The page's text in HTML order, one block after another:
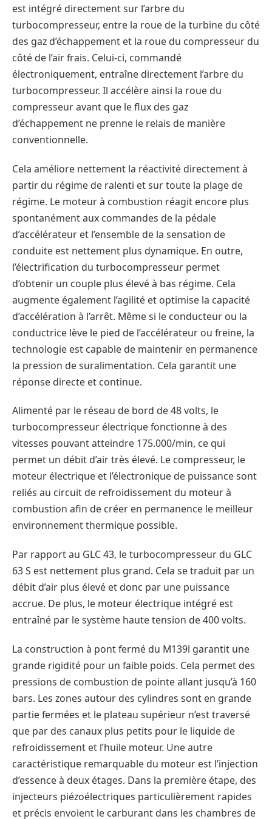
est intégré directement sur l’arbre du
turbocompresseur, entre la roue de la turbine du côté
des gaz d’échappement et la roue du compresseur du
côté de l’air frais. Celui-ci, commandé
électroniquement, entraîne directement l’arbre du
turbocompresseur. Il accélère ainsi la roue du
compresseur avant que le flux des gaz
d’échappement ne prenne le relais de manière
conventionnelle.
Cela améliore nettement la réactivité directement à
partir du régime de ralenti et sur toute la plage de
régime. Le moteur à combustion réagit encore plus
spontanément aux commandes de la pédale
d’accélérateur et l’ensemble de la sensation de
conduite est nettement plus dynamique. En outre,
l’électrification du turbocompresseur permet
d’obtenir un couple plus élevé à bas régime. Cela
augmente également l’agilité et optimise la capacité
d’accélération à l’arrêt. Même si le conducteur ou la
conductrice lève le pied de l’accélérateur ou freine, la
technologie est capable de maintenir en permanence
la pression de suralimentation. Cela garantit une
réponse directe et continue.
Alimenté par le réseau de bord de 48 volts, le
turbocompresseur électrique fonctionne à des
vitesses pouvant atteindre 175.000/min, ce qui
permet un débit d’air très élevé. Le compresseur, le
moteur électrique et l’électronique de puissance sont
reliés au circuit de refroidissement du moteur à
combustion afin de créer en permanence le meilleur
environnement thermique possible.
Par rapport au GLC 43, le turbocompresseur du GLC
63 S est nettement plus grand. Cela se traduit par un
débit d’air plus élevé et donc par une puissance
accrue. De plus, le moteur électrique intégré est
entraîné par le système haute tension de 400 volts.
La construction à pont fermé du M139l garantit une
grande rigidité pour un faible poids. Cela permet des
pressions de combustion de pointe allant jusqu’à 160
bars. Les zones autour des cylindres sont en grande
partie fermées et le plateau supérieur n’est traversé
que par des canaux plus petits pour le liquide de
refroidissement et l’huile moteur. Une autre
caractéristique remarquable du moteur est l’injection
d’essence à deux étages. Dans la première étape, des
injecteurs piézoélectriques particulièrement rapides
et précis envoient le carburant dans les chambres de